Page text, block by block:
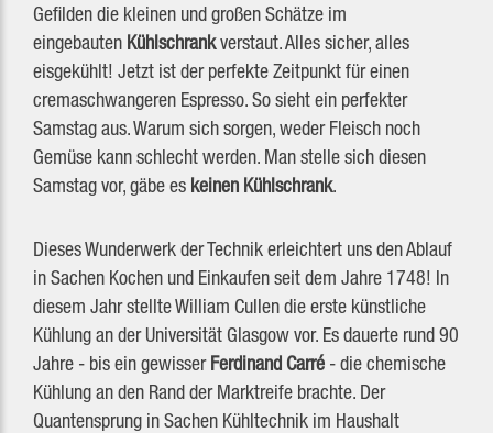
Gefilden die kleinen und großen Schätze im
eingebauten Kühlschrankverstaut. Alles sicher, alles
eisgekühlt! Jetzt ist der perfekte Zeitpunkt für einen
cremaschwangeren Espresso. So sieht ein perfekter
Samstag aus. Warum sich sorgen, weder Fleisch noch
Gemüse kann schlecht werden. Man stelle sich diesen
Samstag vor, gäbe es keinen Kühlschrank.
Dieses Wunderwerk der Technik erleichtert uns den Ablauf
in Sachen Kochen und Einkaufen seit dem Jahre 1748! In
diesem Jahr stellte William Cullen die erste künstliche
Kühlung an der Universität Glasgow vor. Es dauerte rund 90
Jahre - bis ein gewisserFerdinand Carré - die chemische
Kühlung an den Rand der Marktreife brachte. Der
Quantensprung in Sachen Kühltechnik im Haushalt